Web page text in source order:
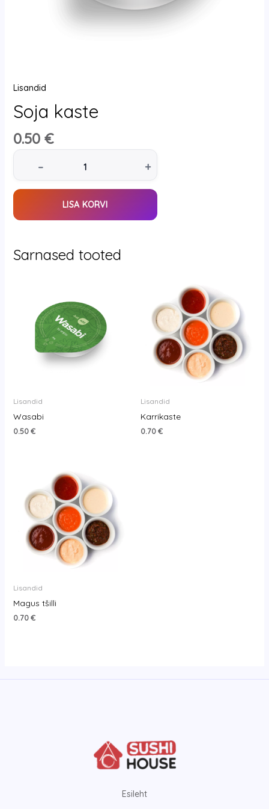
Lisandid
Soja kaste
0.50 €
– +
LISA KORVI
Sarnased tooted
Lisandid
Wasabi
0.50€
Lisandid
Karrikaste
0.70€
Lisandid
Magus tšilli
0.70€
Esileht